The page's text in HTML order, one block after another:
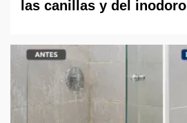
las canillas y del inodoro